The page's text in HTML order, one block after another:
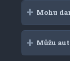
Mohu
Můžu